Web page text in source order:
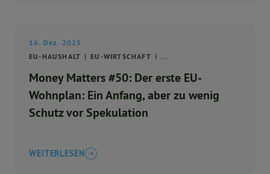
16. Dez. 2025
EU-HAUSHALT
EU-WIRTSCHAFT ...
Money Matters #50: Der erste EU-
Wohnplan: Ein Anfang, aber zu wenig
Schutz vor Spekulation
WEITERLESEN